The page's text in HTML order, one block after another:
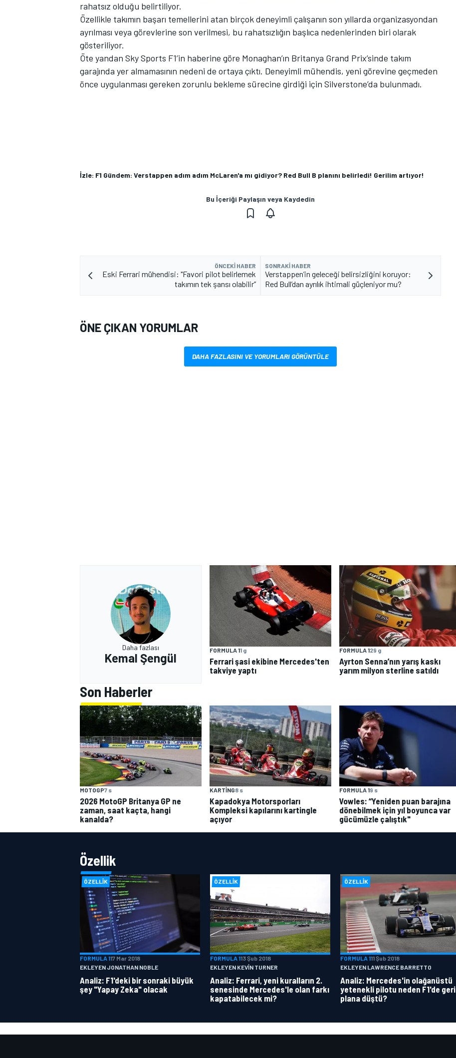
rahatsız olduğu belirtiliyor.
Özellikle takımın başarı temellerini atan birçok deneyimli çalışanın son yıllarda organizasyondan
ayrılması veya görevlerine son verilmesi, bu rahatsızlığın başlıca nedenlerinden biri olarak
gösteriliyor.
Öte yandan Sky Sports F1’in haberine göre Monaghan’ın Britanya Grand Prix’sinde takım
garajında yer almamasının nedeni de ortaya çıktı. Deneyimli mühendis, yeni görevine geçmeden
önce uygulanması gereken zorunlu bekleme sürecine girdiği için Silverstone’da bulunmadı.
İzle: F1 Gündem: Verstappen adım adım McLaren'a mı gidiyor? Red Bull B planını belirledi! Gerilim artıyor!
Bu İçeriği Paylaşın veya Kaydedin
ÖNCEKI HABER
Eski Ferrari mühendisi: "Favori pilot belirlemek
takımın tek şansı olabilir”
SONRAKI HABER
Verstappen’in geleceği belirsizliğini koruyor:
Red Bull’dan ayrılık ihtimali güçleniyor mu?
ÖNE ÇIKAN YORUMLAR
DAHA FAZLASINI VE YORUMLARI GÖRÜNTÜLE
Daha fazlası
Kemal Şengül
FORMULA 11 g
Ferrari şasi ekibine Mercedes'ten
takviye yaptı
FORMULA 129 g
Ayrton Senna’nın yarış kaskı
yarım milyon sterline satıldı
Son Haberler
MOTOGP7 s
2026 MotoGP Britanya GP ne
zaman, saat kaçta, hangi
kanalda?
KARTING8 s
Kapadokya Motorsporları
Kompleksi kapılarını kartingle
açıyor
FORMULA 19 s
Vowles: “Yeniden puan barajına
dönebilmek için yıl boyunca var
gücümüzle çalıştık"
Özellik
ÖZELLIK
FORMULA 117 Mar 2018
EKLEYEN JONATHAN NOBLE
Analiz: F1'deki bir sonraki büyük
şey "Yapay Zeka" olacak
ÖZELLIK
FORMULA 113 Şub 2018
EKLEYEN KEVIN TURNER
Analiz: Ferrari, yeni kuralların 2.
senesinde Mercedes'le olan farkı
kapatabilecek mi?
ÖZELLIK
FORMULA 111 Şub 2018
EKLEYEN LAWRENCE BARRETTO
Analiz: Mercedes'in olağanüstü
yetenekli pilotu neden F1'de geri
plana düştü?